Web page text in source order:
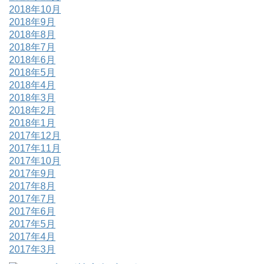
2018年10月
2018年9月
2018年8月
2018年7月
2018年6月
2018年5月
2018年4月
2018年3月
2018年2月
2018年1月
2017年12月
2017年11月
2017年10月
2017年9月
2017年8月
2017年7月
2017年6月
2017年5月
2017年4月
2017年3月